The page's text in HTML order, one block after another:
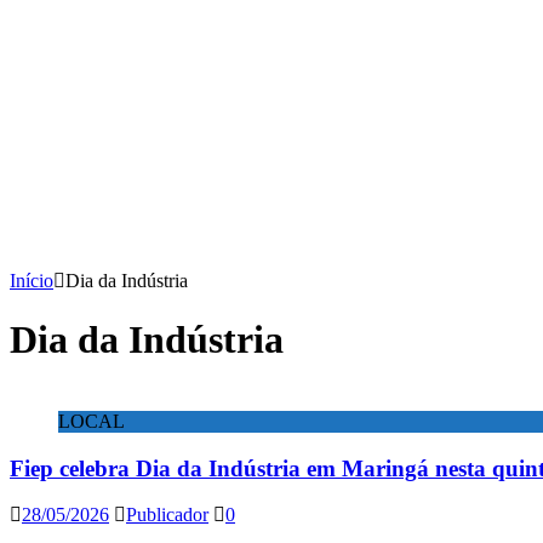
Início Dia da Indústria
Dia da Indústria
LOCAL
Fiep celebra Dia da Indústria em Maringá nesta
28/05/2026 Publicador 0